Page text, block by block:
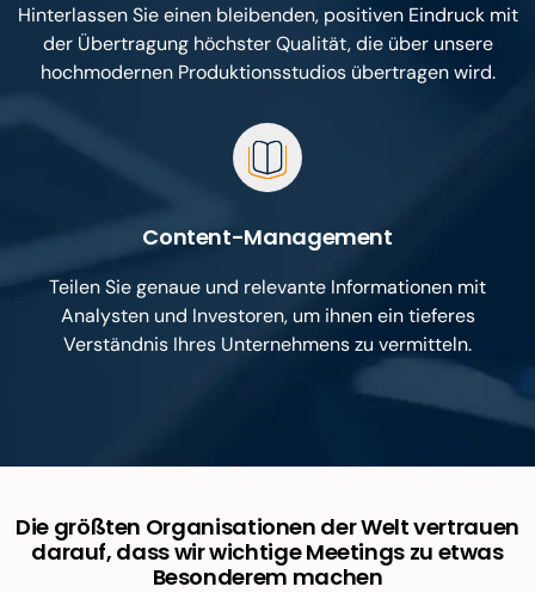
Hinterlassen Sie einen bleibenden, positiven Eindruck mit
der Übertragung höchster Qualität, die über unsere
hochmodernen Produktionsstudios übertragen wird.
Content-Management
Teilen Sie genaue und relevante Informationen mit
Analysten und Investoren, um ihnen ein tieferes
Verständnis Ihres Unternehmens zu vermitteln.
Die größten Organisationen der Welt vertrauen
darauf, dass wir wichtige Meetings zu etwas
Besonderem machen